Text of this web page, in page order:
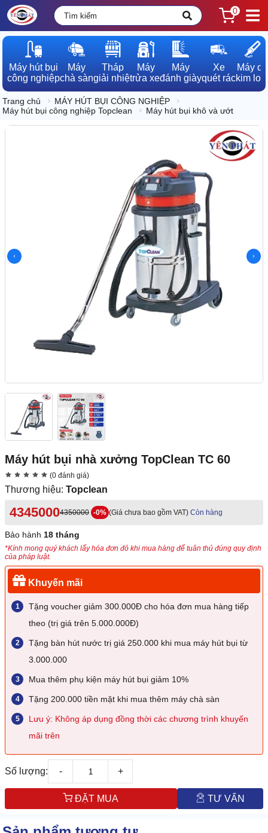
0
Máy hút bụi
công nghiệp
Máy
chà sàn
Tháp
giải nhiệt
Máy
rửa xe
Máy
đánh giày
Xe
quét rác
Máy dò
kim loại
Trang chủ
MÁY HÚT BỤI CÔNG NGHIỆP
Máy hút bụi công nghiệp Topclean
Máy hút bụi khô và ướt
Máy hút bụi nhà xưởng TopClean TC 60
(0 đánh giá)
Thương hiệu: Topclean
43450004350000 -0% (Giá chưa bao gồm VAT) Còn hàng
Bảo hành 18 tháng
*Kính mong quý khách lấy hóa đơn đỏ khi mua hàng để tuân thủ đúng quy định
của pháp luật.
Khuyến mãi
Tặng voucher giảm 300.000Đ cho hóa đơn mua hàng tiếp
theo (trị giá trên 5.000.000Đ)
Tặng bàn hút nước trị giá 250.000 khi mua máy hút bụi từ
3.000.000
Mua thêm phụ kiện máy hút bụi giảm 10%
Tặng 200.000 tiền mặt khi mua thêm máy chà sàn
Lưu ý: Không áp dụng đồng thời các chương trình khuyến
mãi trên
Số lượng: - +
ĐẶT MUA TƯ VẤN